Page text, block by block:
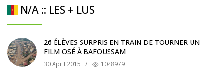
N/A :: LES + LUS
26 ÉLÈVES SURPRIS EN TRAIN DE TOURNER UN
FILM OSÉ À BAFOUSSAM
30 April 2015 / 1048979